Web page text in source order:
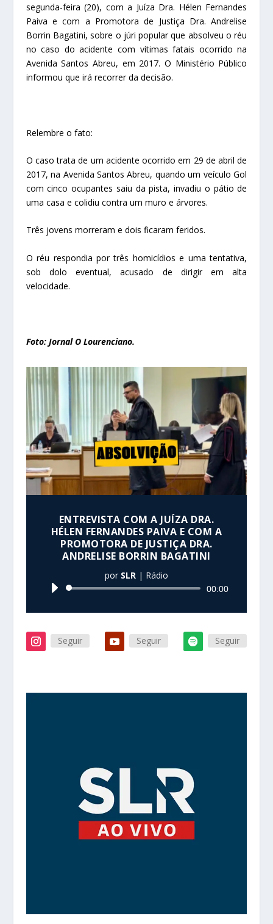
segunda-feira (20), com a Juíza Dra. Hélen Fernandes
Paiva e com a Promotora de Justiça Dra. Andrelise
Borrin Bagatini, sobre o júri popular que absolveu o réu
no caso do acidente com vítimas fatais ocorrido na
Avenida Santos Abreu, em 2017. O Ministério Público
informou que irá recorrer da decisão.
Relembre o fato:
O caso trata de um acidente ocorrido em 29 de abril de
2017, na Avenida Santos Abreu, quando um veículo Gol
com cinco ocupantes saiu da pista, invadiu o pátio de
uma casa e colidiu contra um muro e árvores.
Três jovens morreram e dois ficaram feridos.
O réu respondia por três homicídios e uma tentativa,
sob dolo eventual, acusado de dirigir em alta
velocidade.
Foto: Jornal O Lourenciano.
ENTREVISTA COM A JUÍZA DRA.
HÉLEN FERNANDES PAIVA E COM A
PROMOTORA DE JUSTIÇA DRA.
ANDRELISE BORRIN BAGATINI
por SLR| Rádio
Tocador
áudio
00:00
Seguir Seguir Seguir